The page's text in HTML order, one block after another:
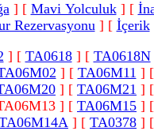
] [ Mavi Yolculuk] [
Rezervasyonu] [ İçerik
] [ TA0618] [ TA0618N
] [ TA06M11 ]
] [ TA06M21 ]
] [ TA06M15 ]
] [ TA0378 ]